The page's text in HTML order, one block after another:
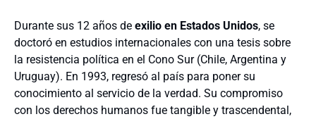
Durante sus 12 años de exilio en Estados Unidos, se
doctoró en estudios internacionales con una tesis sobre
la resistencia política en el Cono Sur (Chile, Argentina y
Uruguay). En 1993, regresó al país para poner su
conocimiento al servicio de la verdad. Su compromiso
con los derechos humanos fue tangible y trascendental,